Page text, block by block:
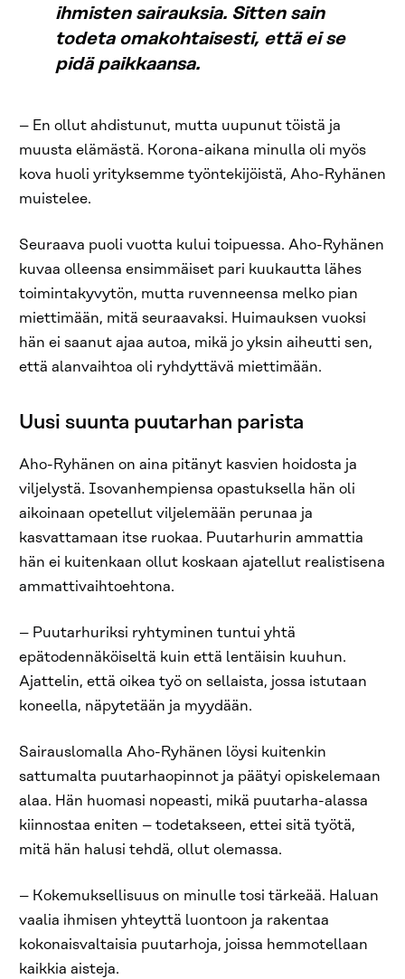
ihmisten sairauksia. Sitten sain
todeta omakohtaisesti, että ei se
pidä paikkaansa.
– En ollut ahdistunut, mutta uupunut töistä ja
muusta elämästä. Korona-aikana minulla oli myös
kova huoli yrityksemme työntekijöistä, Aho-Ryhänen
muistelee.
Seuraava puoli vuotta kului toipuessa. Aho-Ryhänen
kuvaa olleensa ensimmäiset pari kuukautta lähes
toimintakyvytön, mutta ruvenneensa melko pian
miettimään, mitä seuraavaksi. Huimauksen vuoksi
hän ei saanut ajaa autoa, mikä jo yksin aiheutti sen,
että alanvaihtoa oli ryhdyttävä miettimään.
Uusi suunta puutarhan parista
Aho-Ryhänen on aina pitänyt kasvien hoidosta ja
viljelystä. Isovanhempiensa opastuksella hän oli
aikoinaan opetellut viljelemään perunaa ja
kasvattamaan itse ruokaa. Puutarhurin ammattia
hän ei kuitenkaan ollut koskaan ajatellut realistisena
ammattivaihtoehtona.
– Puutarhuriksi ryhtyminen tuntui yhtä
epätodennäköiseltä kuin että lentäisin kuuhun.
Ajattelin, että oikea työ on sellaista, jossa istutaan
koneella, näpytetään ja myydään.
Sairauslomalla Aho-Ryhänen löysi kuitenkin
sattumalta puutarhaopinnot ja päätyi opiskelemaan
alaa. Hän huomasi nopeasti, mikä puutarha-alassa
kiinnostaa eniten – todetakseen, ettei sitä työtä,
mitä hän halusi tehdä, ollut olemassa.
– Kokemuksellisuus on minulle tosi tärkeää. Haluan
vaalia ihmisen yhteyttä luontoon ja rakentaa
kokonaisvaltaisia puutarhoja, joissa hemmotellaan
kaikkia aisteja.